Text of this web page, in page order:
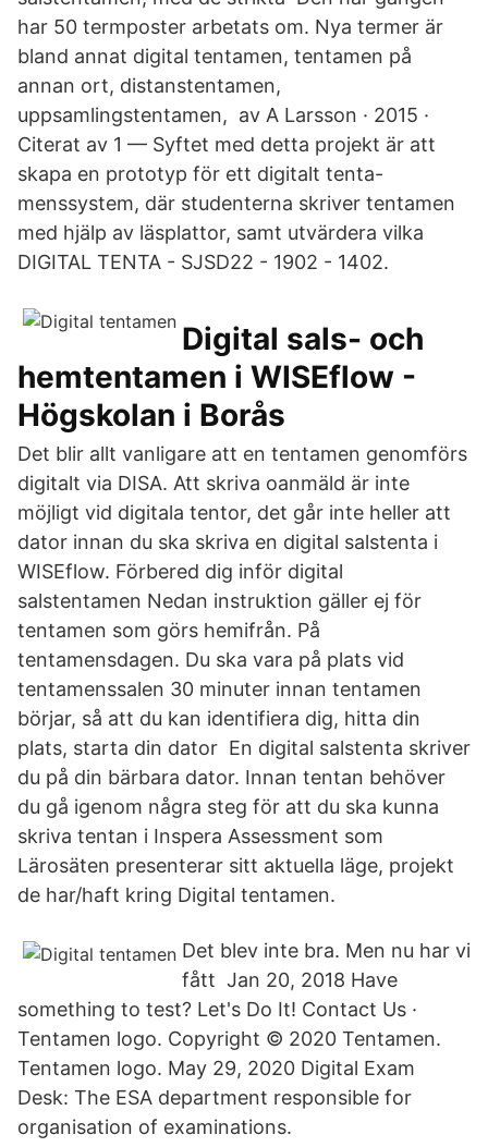
har 50 termposter arbetats om. Nya termer är
bland annat digital tentamen, tentamen på
annan ort, distanstentamen,
uppsamlingstentamen, av A Larsson · 2015 ·
Citerat av 1 — Syftet med detta projekt är att
skapa en prototyp för ett digitalt tenta-
menssystem, där studenterna skriver tentamen
med hjälp av läsplattor, samt utvärdera vilka
DIGITAL TENTA - SJSD22 - 1902 - 1402.
Digital sals- och
hemtentamen i WISEflow -
Högskolan i Borås
Det blir allt vanligare att en tentamen genomförs
digitalt via DISA. Att skriva oanmäld är inte
möjligt vid digitala tentor, det går inte heller att
dator innan du ska skriva en digital salstenta i
WISEflow. Förbered dig inför digital
salstentamen Nedan instruktion gäller ej för
tentamen som görs hemifrån. På
tentamensdagen. Du ska vara på plats vid
tentamenssalen 30 minuter innan tentamen
börjar, så att du kan identifiera dig, hitta din
plats, starta din dator En digital salstenta skriver
du på din bärbara dator. Innan tentan behöver
du gå igenom några steg för att du ska kunna
skriva tentan i Inspera Assessment som
Lärosäten presenterar sitt aktuella läge, projekt
de har/haft kring Digital tentamen.
Det blev inte bra. Men nu har vi
fått Jan 20, 2018 Have
something to test? Let's Do It! Contact Us ·
Tentamen logo. Copyright © 2020 Tentamen.
Tentamen logo. May 29, 2020 Digital Exam
Desk: The ESA department responsible for
organisation of examinations.